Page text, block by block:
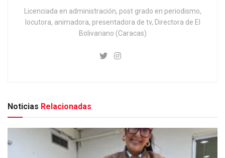
Licenciada en administración, post grado en periodismo,
locutora, animadora, presentadora de tv, Directora de El
Bolivariano (Caracas)
Noticias Relacionadas